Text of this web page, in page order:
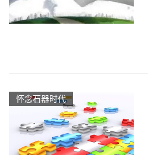
怀念石器时代